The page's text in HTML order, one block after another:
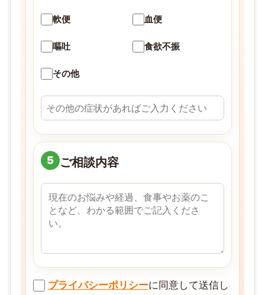
軟便 血便
嘔吐 食欲不振
その他
5 ご相談内容
プライバシーポリシーに同意して送信し